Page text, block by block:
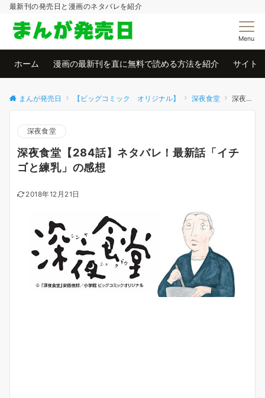
最新刊の発売日と漫画のネタバレを紹介
Menu
ホーム 漫画の最新刊を直に無料で読める方法を紹介 サイト
まんが発売日 【ビッグコミック オリジナル】 深夜食堂 深夜食堂【284話】ネタバレ！最新話「イチゴと練乳」の感想
深夜食堂
深夜食堂【284話】ネタバレ！最新話「イチ
ゴと練乳」の感想
2018年12月21日